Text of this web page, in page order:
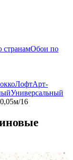
странамОбои по
ЛофтАрт-
Универсальный
16